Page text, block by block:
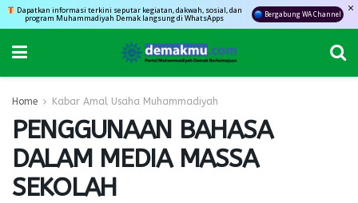
Dapatkan informasi terkini seputar kegiatan, dakwah, sosial, dan
program Muhammadiyah Demak langsung di WhatsApps Bergabung WA Channel
Home Kabar Amal Usaha Muhammadiyah
PENGGUNAAN BAHASA
DALAM MEDIA MASSA
SEKOLAH